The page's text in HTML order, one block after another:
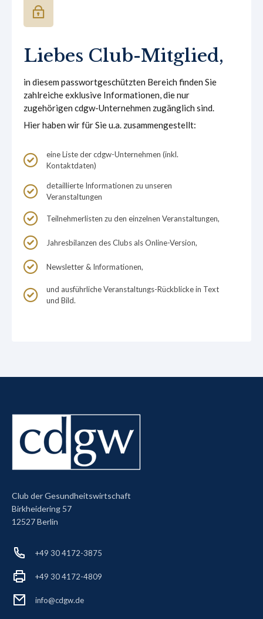
Liebes Club-Mitglied,
in diesem passwortgeschützten Bereich finden Sie
zahlreiche exklusive Informationen, die nur
zugehörigen cdgw-Unternehmen zugänglich sind.
Hier haben wir für Sie u.a. zusammengestellt:
eine Liste der cdgw-Unternehmen (inkl.
Kontaktdaten)
detaillierte Informationen zu unseren
Veranstaltungen
Teilnehmerlisten zu den einzelnen Veranstaltungen,
Jahresbilanzen des Clubs als Online-Version,
Newsletter & Informationen,
und ausführliche Veranstaltungs-Rückblicke in Text
und Bild.
Club der Gesundheitswirtschaft
Birkheidering 57
12527 Berlin
+49 30 4172-3875
+49 30 4172-4809
info@cdgw.de